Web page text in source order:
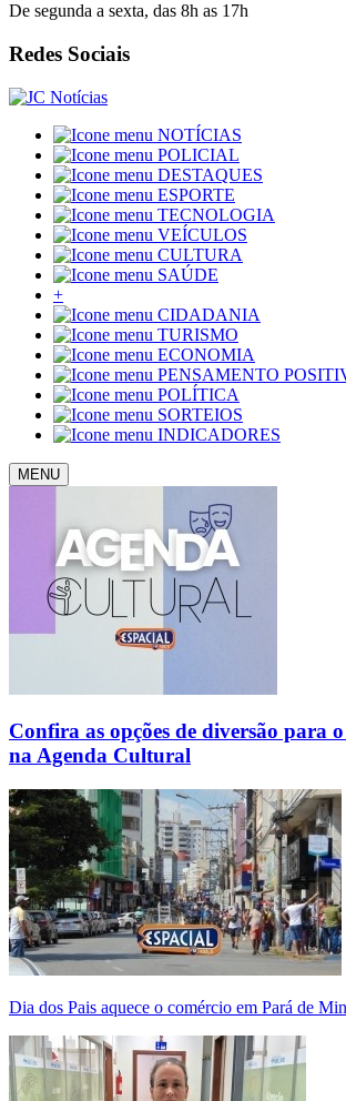
De segunda a sexta, das 8h as 17h
Redes Sociais
NOTÍCIAS
POLICIAL
DESTAQUES
ESPORTE
TECNOLOGIA
VEÍCULOS
CULTURA
SAÚDE
+
CIDADANIA
TURISMO
ECONOMIA
PENSAMENTO
POLÍTICA
SORTEIOS
INDICADORES
MENU
Confira as opções de diversão para
na Agenda Cultural
Dia dos Pais aquece o comércio em Pará de